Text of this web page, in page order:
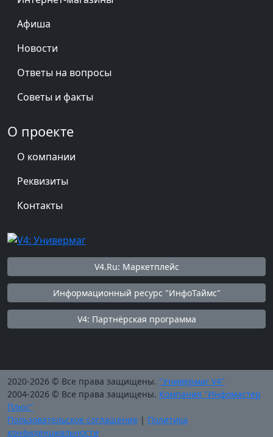
Афиша
Новости
Ответы на вопросы
Советы и факты
О проекте
О компании
Реквизиты
Контакты
V4.Ru: Маркетплейс
Информационный ресурс "ИнфоТаймс"
V4: Партнёрская программа
2020-2026 © Все права защищены. "Универмаг V4"
2004-2026 © Все права защищены. Компания "Инфомастер
Плюс"
Пользовательское соглашение | Политика
конфиденциальности